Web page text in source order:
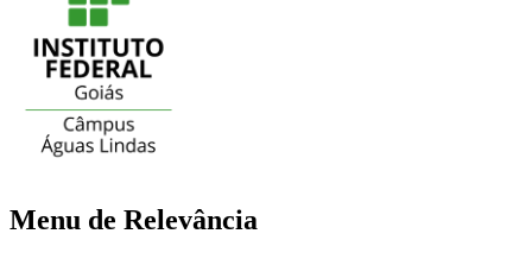
Menu de Relevância